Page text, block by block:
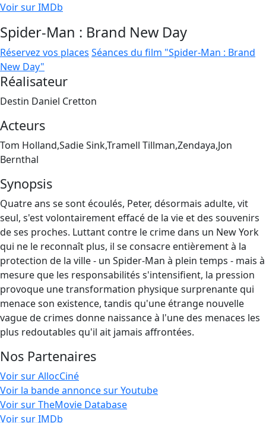
Voir sur IMDb
Spider-Man : Brand New Day
Réservez vos places Séances du film "Spider-Man : Brand
New Day"
Réalisateur
Destin Daniel Cretton
Acteurs
Tom Holland,Sadie Sink,Tramell Tillman,Zendaya,Jon
Bernthal
Synopsis
Quatre ans se sont écoulés, Peter, désormais adulte, vit
seul, s'est volontairement effacé de la vie et des souvenirs
de ses proches. Luttant contre le crime dans un New York
qui ne le reconnaît plus, il se consacre entièrement à la
protection de la ville - un Spider-Man à plein temps - mais à
mesure que les responsabilités s'intensifient, la pression
provoque une transformation physique surprenante qui
menace son existence, tandis qu'une étrange nouvelle
vague de crimes donne naissance à l'une des menaces les
plus redoutables qu'il ait jamais affrontées.
Nos Partenaires
Voir sur AllocCiné
Voir la bande annonce sur Youtube
Voir sur TheMovie Database
Voir sur IMDb